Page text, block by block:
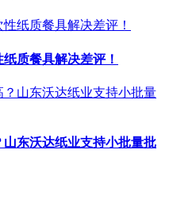
质餐具解决差评！
东沃达纸业支持小批量批